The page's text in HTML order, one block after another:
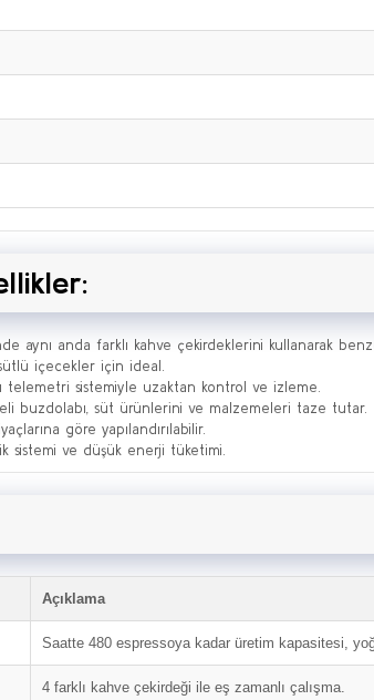
aynı anda farklı kahve çekirdeklerini kullanarak
içecekler için ideal.
telemetri sistemiyle uzaktan kontrol ve izleme.
buzdolabı, süt ürünlerini ve malzemeleri taze tutar.
göre yapılandırılabilir.
sistemi ve düşük enerji tüketimi.
Açıklama
Saatte 480 espressoya kadar üretim kapasitesi,
4 farklı kahve çekirdeği ile eş zamanlı çalışma.